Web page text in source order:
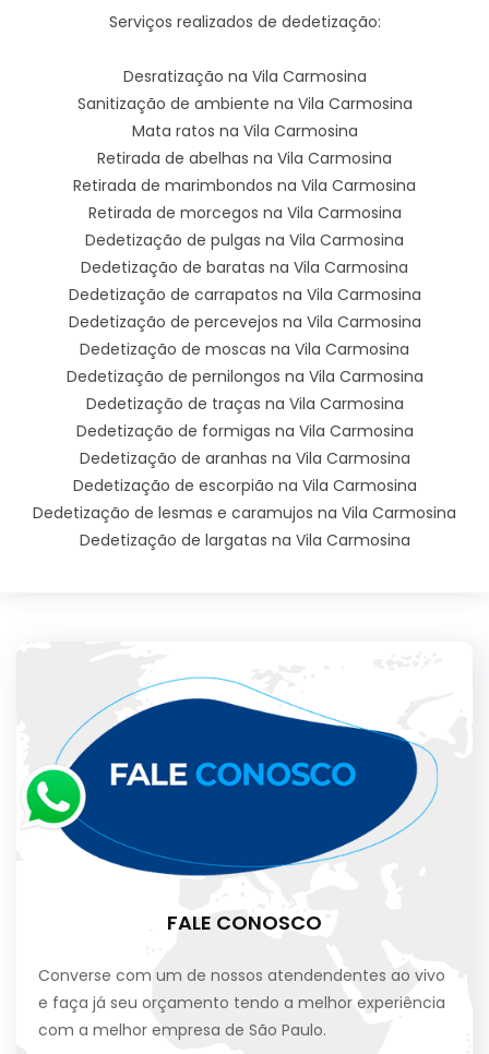
Serviços realizados de dedetização:
Desratização na Vila Carmosina
Sanitização de ambiente na Vila Carmosina
Mata ratos na Vila Carmosina
Retirada de abelhas na Vila Carmosina
Retirada de marimbondos na Vila Carmosina
Retirada de morcegos na Vila Carmosina
Dedetização de pulgas na Vila Carmosina
Dedetização de baratas na Vila Carmosina
Dedetização de carrapatos na Vila Carmosina
Dedetização de percevejos na Vila Carmosina
Dedetização de moscas na Vila Carmosina
Dedetização de pernilongos na Vila Carmosina
Dedetização de traças na Vila Carmosina
Dedetização de formigas na Vila Carmosina
Dedetização de aranhas na Vila Carmosina
Dedetização de escorpião na Vila Carmosina
Dedetização de lesmas e caramujos na Vila Carmosina
Dedetização de largatas na Vila Carmosina
FALE CONOSCO
Converse com um de nossos atendendentes ao vivo
e faça já seu orçamento tendo a melhor experiência
com a melhor empresa de São Paulo.